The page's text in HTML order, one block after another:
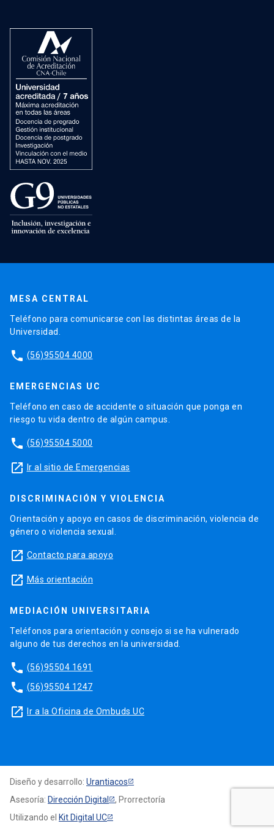
MESA CENTRAL
Teléfono para comunicarse con las distintas áreas de la
Universidad.
phone (56)95504 4000
EMERGENCIAS UC
Teléfono en caso de accidente o situación que ponga en
riesgo tu vida dentro de algún campus.
phone (56)95504 5000
launch Ir al sitio de Emergencias
DISCRIMINACIÓN Y VIOLENCIA
Orientación y apoyo en casos de discriminación, violencia de
género o violencia sexual.
launch Contacto para apoyo
launch Más orientación
MEDIACIÓN UNIVERSITARIA
Teléfonos para orientación y consejo si se ha vulnerado
alguno de tus derechos en la universidad.
phone (56)95504 1691
phone (56)95504 1247
launch Ir a la Oficina de Ombuds UC
Diseño y desarrollo: Urantiacos
Asesoría: Dirección Digital
, Prorrectoría
Utilizando el Kit Digital UC